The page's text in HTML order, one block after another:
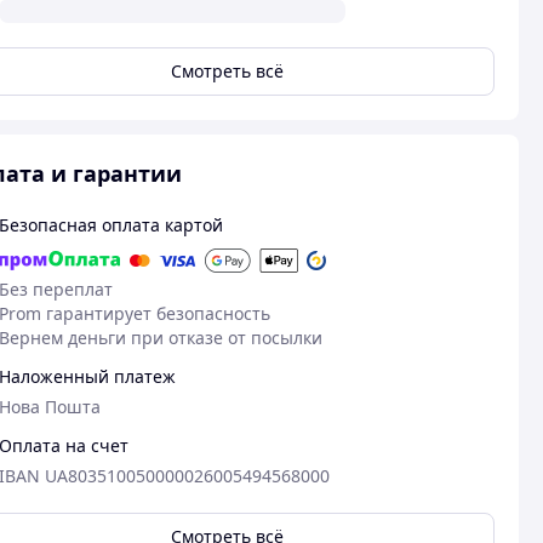
Смотреть всё
и гарантии
Безопасная оплата картой
Без переплат
Prom гарантирует безопасность
Вернем деньги при отказе от посылки
Наложенный платеж
Нова Пошта
Оплата на счет
IBAN UA803510050000026005494568000
Смотреть всё